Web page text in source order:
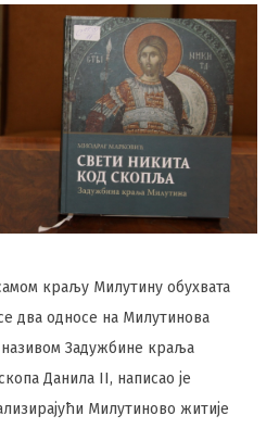
краљу Милутину обухвата
два односе на Милутинова
Задужбине краља
Данила II, написао је
Милутиново житије